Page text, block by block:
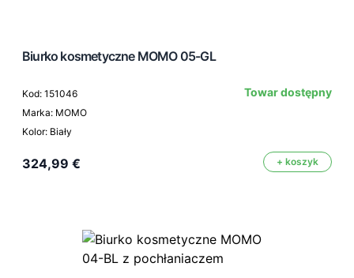
Biurko kosmetyczne MOMO 05-GL
Kod: 151046
Marka: MOMO
Kolor: Biały
Towar dostępny
324,99 € + koszyk